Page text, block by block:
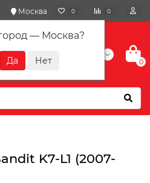
Москва
— Москва?
0 0
+7(901) 417-10-01
0
K7-L1 (2007-